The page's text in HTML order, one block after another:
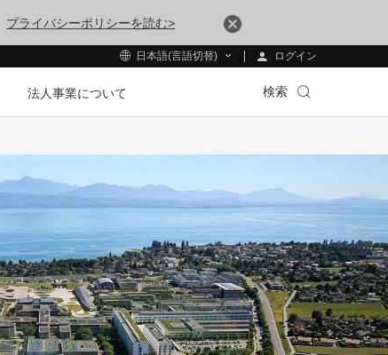
プライバシーポリシーを読む>
日本語(言語切替) ログイン
法人事業について 検索